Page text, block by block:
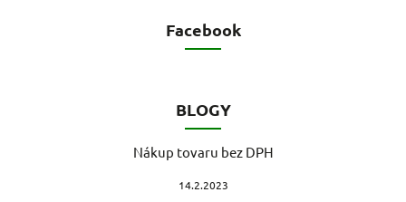
Facebook
BLOGY
Nákup tovaru bez DPH
14.2.2023